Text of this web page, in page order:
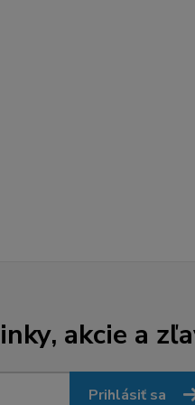
akcie a
Prihlásiť sa